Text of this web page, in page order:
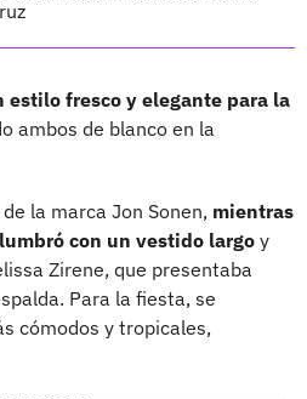
estilo fresco y elegante para la
ambos de blanco en la
la marca Jon Sonen, mientras
con un vestido largo y
Zirene, que presentaba
Para la fiesta, se
cómodos y tropicales,